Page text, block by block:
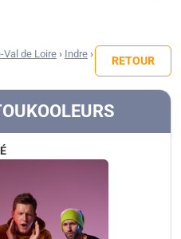
Val de Loire › Indre ›
RETOUR